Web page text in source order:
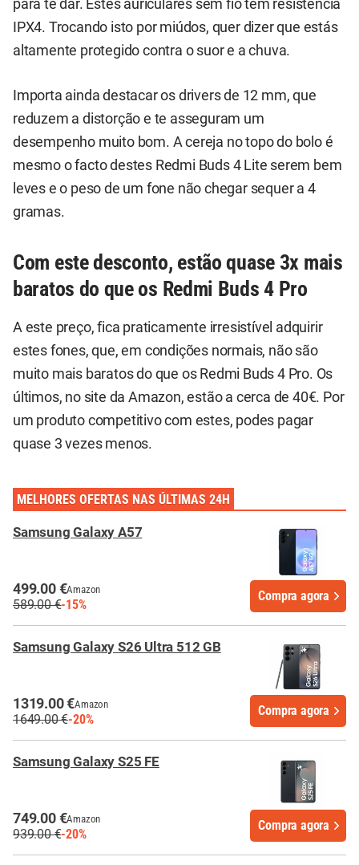
para te dar. Estes auriculares sem fio têm resistência
IPX4. Trocando isto por miúdos, quer dizer que estás
altamente protegido contra o suor e a chuva.
Importa ainda destacar os drivers de 12 mm, que
reduzem a distorção e te asseguram um
desempenho muito bom. A cereja no topo do bolo é
mesmo o facto destes Redmi Buds 4 Lite serem bem
leves e o peso de um fone não chegar sequer a 4
gramas.
Com este desconto, estão quase 3x mais
baratos do que os Redmi Buds 4 Pro
A este preço, fica praticamente irresistível adquirir
estes fones, que, em condições normais, não são
muito mais baratos do que os Redmi Buds 4 Pro. Os
últimos, no site da Amazon, estão a cerca de 40€. Por
um produto competitivo com estes, podes pagar
quase 3 vezes menos.
MELHORES OFERTAS NAS ÚLTIMAS 24H
Samsung Galaxy A57
499.00 €Amazon
589.00 €-15%
Compra agora
Samsung Galaxy S26 Ultra 512 GB
1319.00 €Amazon
1649.00 €-20%
Compra agora
Samsung Galaxy S25 FE
749.00 €Amazon
939.00 €-20%
Compra agora